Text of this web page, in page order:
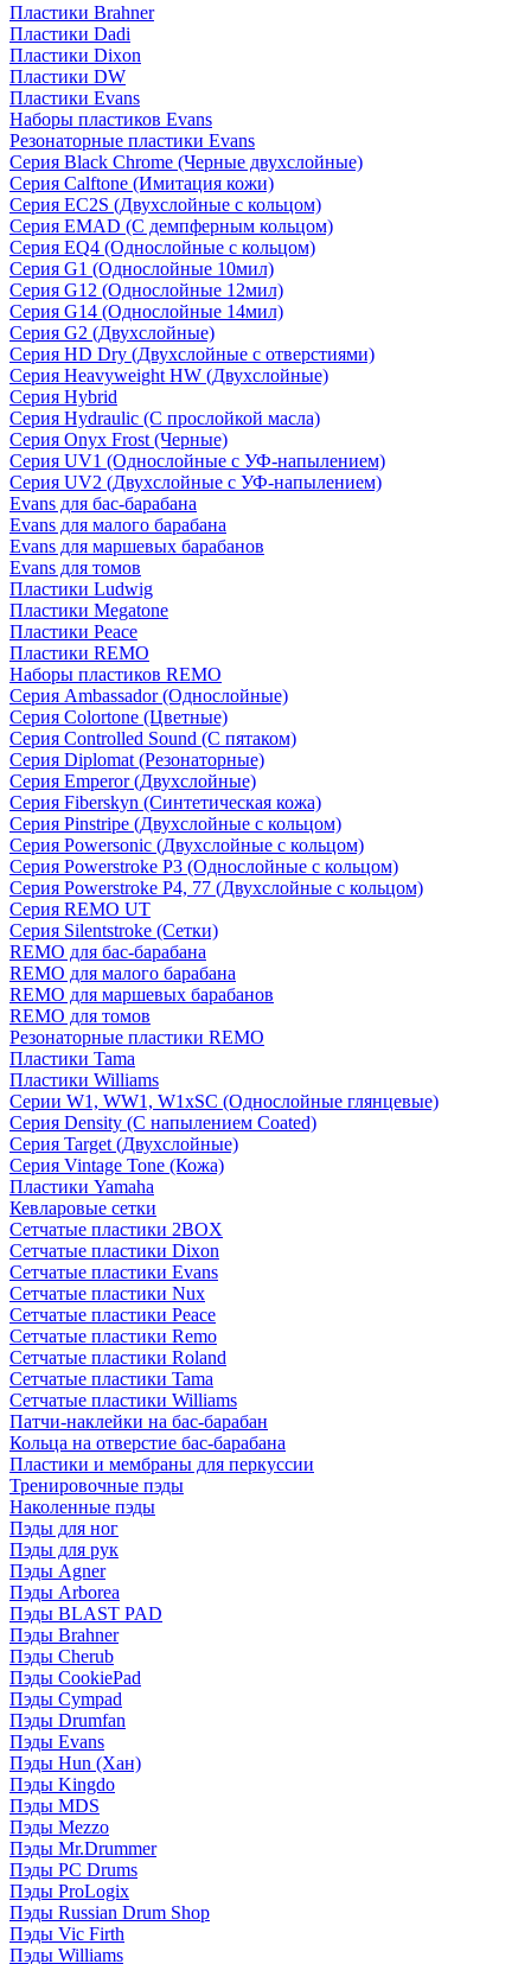
Пластики Brahner
Пластики Dadi
Пластики Dixon
Пластики DW
Пластики Evans
Наборы пластиков Evans
Резонаторные пластики Evans
Серия Black Chrome (Черные двухслойные)
Серия Calftone (Имитация кожи)
Серия EC2S (Двухслойные с кольцом)
Серия EMAD (С демпферным кольцом)
Серия EQ4 (Однослойные с кольцом)
Серия G1 (Однослойные 10мил)
Серия G12 (Однослойные 12мил)
Серия G14 (Однослойные 14мил)
Серия G2 (Двухслойные)
Серия HD Dry (Двухслойные с отверстиями)
Серия Heavyweight HW (Двухслойные)
Серия Hybrid
Серия Hydraulic (С прослойкой масла)
Серия Onyx Frost (Черные)
Серия UV1 (Однослойные с УФ-напылением)
Серия UV2 (Двухслойные с УФ-напылением)
Evans для бас-барабана
Evans для малого барабана
Evans для маршевых барабанов
Evans для томов
Пластики Ludwig
Пластики Megatone
Пластики Peace
Пластики REMO
Наборы пластиков REMO
Серия Ambassador (Однослойные)
Серия Colortone (Цветные)
Серия Controlled Sound (С пятаком)
Серия Diplomat (Резонаторные)
Серия Emperor (Двухслойные)
Серия Fiberskyn (Синтетическая кожа)
Серия Pinstripe (Двухслойные с кольцом)
Серия Powersonic (Двухслойные с кольцом)
Серия Powerstroke P3 (Однослойные с кольцом)
Серия Powerstroke P4, 77 (Двухслойные с кольцом)
Серия REMO UT
Серия Silentstroke (Сетки)
REMO для бас-барабана
REMO для малого барабана
REMO для маршевых барабанов
REMO для томов
Резонаторные пластики REMO
Пластики Tama
Пластики Williams
Серии W1, WW1, W1xSC (Однослойные глянцевые)
Серия Density (C напылением Coated)
Серия Target (Двухслойные)
Серия Vintage Tone (Кожа)
Пластики Yamaha
Кевларовые сетки
Сетчатые пластики 2BOX
Сетчатые пластики Dixon
Сетчатые пластики Evans
Сетчатые пластики Nux
Сетчатые пластики Peace
Сетчатые пластики Remo
Сетчатые пластики Roland
Сетчатые пластики Tama
Сетчатые пластики Williams
Патчи-наклейки на бас-барабан
Кольца на отверстие бас-барабана
Пластики и мембраны для перкуссии
Тренировочные пэды
Наколенные пэды
Пэды для ног
Пэды для рук
Пэды Agner
Пэды Arborea
Пэды BLAST PAD
Пэды Brahner
Пэды Cherub
Пэды CookiePad
Пэды Cympad
Пэды Drumfan
Пэды Evans
Пэды Hun (Хан)
Пэды Kingdo
Пэды MDS
Пэды Mezzo
Пэды Mr.Drummer
Пэды PC Drums
Пэды ProLogix
Пэды Russian Drum Shop
Пэды Vic Firth
Пэды Williams